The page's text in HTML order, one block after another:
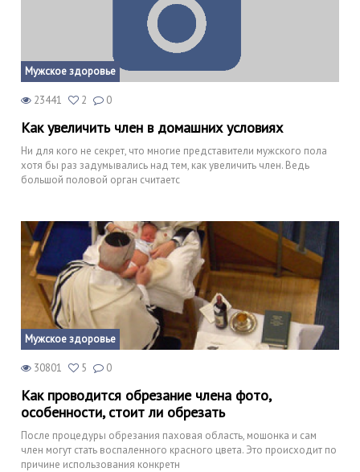
Мужское здоровье
23441 2 0
Как увеличить член в домашних условиях
Ни для кого не секрет, что многие представители мужского пола
хотя бы раз задумывались над тем, как увеличить член. Ведь
большой половой орган считаетс
Мужское здоровье
30801 5 0
Как проводится обрезание члена фото,
особенности, стоит ли обрезать
После процедуры обрезания паховая область, мошонка и сам
член могут стать воспаленного красного цвета. Это происходит по
причине использования конкретн